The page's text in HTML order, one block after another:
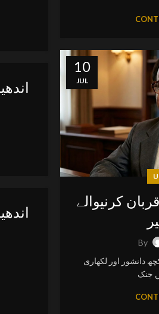
10
JUL
کرنیوالے
By
دانشور اور لکھاری